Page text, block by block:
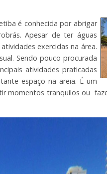
é conhecida por abrigar
Apesar de ter águas
exercidas na área.
Sendo pouco procurada
atividades praticadas
espaço na areia. É um
momentos tranquilos ou